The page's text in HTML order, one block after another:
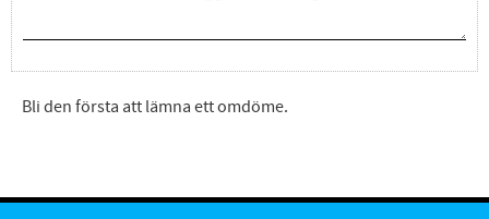
Bli den första att lämna ett omdöme.